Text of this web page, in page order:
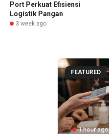
Port Perkuat Efisiensi
Logistik Pangan
3 week ago
FEATURED
1 hour ago